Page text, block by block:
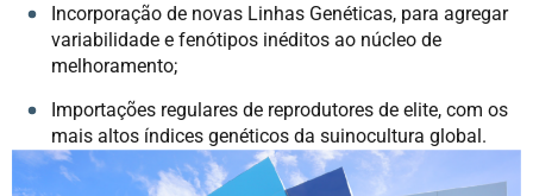
Incorporação de novas Linhas Genéticas, para agregar
variabilidade e fenótipos inéditos ao núcleo de
melhoramento;
Importações regulares de reprodutores de elite, com os
mais altos índices genéticos da suinocultura global.